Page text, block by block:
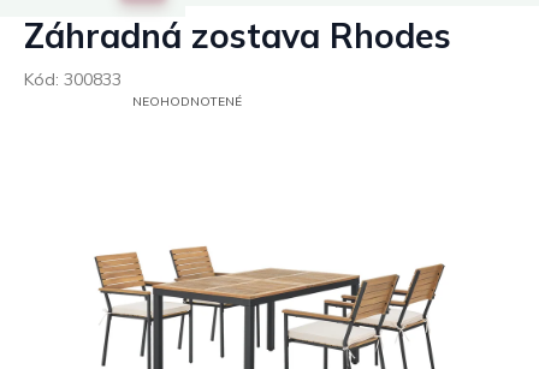
Záhradná zostava Rhodes
Kód: 300833
PRIEMERNÉNEOHODNOTENÉ